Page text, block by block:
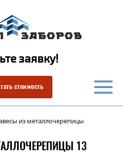
заявку!
стоимость
из металлочерепицы
13